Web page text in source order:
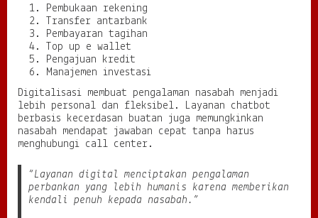
Pembukaan rekening
Transfer antarbank
Pembayaran tagihan
Top up e wallet
Pengajuan kredit
Manajemen investasi
Digitalisasi membuat pengalaman nasabah menjadi
lebih personal dan fleksibel. Layanan chatbot
berbasis kecerdasan buatan juga memungkinkan
nasabah mendapat jawaban cepat tanpa harus
menghubungi call center.
“Layanan digital menciptakan pengalaman
perbankan yang lebih humanis karena memberikan
kendali penuh kepada nasabah.”